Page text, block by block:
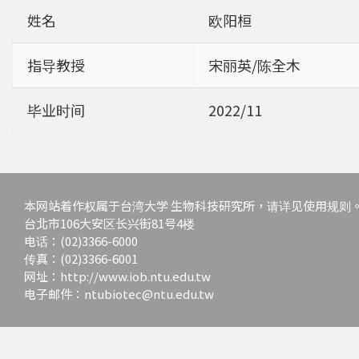
姓名 欧阳桓
指导教授 宋丽英/陈全木
毕业时间 2022/11
本网站着作权属于台湾大学 生物科技研究所，请详见使用规则
台北市106大安区长兴街81号4楼
电话：(02)3366-6000
传真：(02)3366-6001
网址：http://www.iob.ntu.edu.tw
电子邮件：ntubiotec@ntu.edu.tw